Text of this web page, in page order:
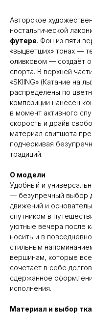
Авторское
ностальгической
футере. Фон из пяти
«выцветших» тонах —
оливковом — создаёт
спорта. В верхней
«SKIING» (Катание на
распределены по
композиции нанесён
в момент активного
скорость и драйв
материал свитшота
подчеркивая
традиций.
О модели
Удобный и
— безупречный выбор
движений и
спутником в
уютные вечера после
носить и в
стильным
вершинам, которые
сочетает в себе
сдержанное
исполнения.
Материал и выбор